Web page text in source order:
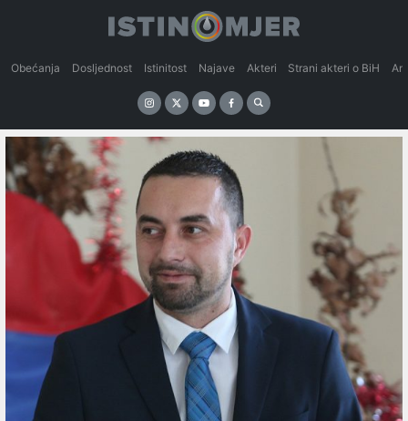
Obećanja Dosljednost Istinitost Najave Akteri Strani akteri o BiH